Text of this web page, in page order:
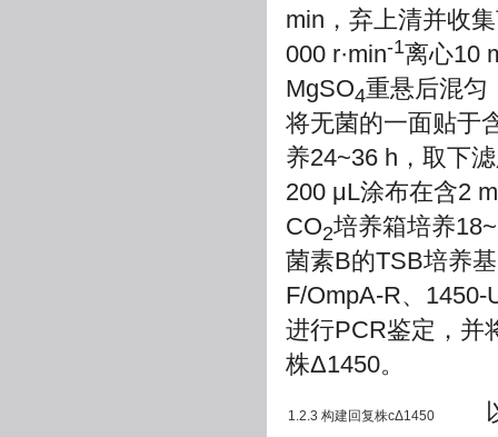
min，弃上清并收
000 r·min-1离心10
MgSO4重悬后混匀
将无菌的一面贴于
养24~36 h，取下
200 μL涂布在含2
CO2培养箱培养
菌素B的TSB培养
F/OmpA-R、1450-
进行PCR鉴定，并
株Δ1450。
1.2.3 构建回复株cΔ1450
以